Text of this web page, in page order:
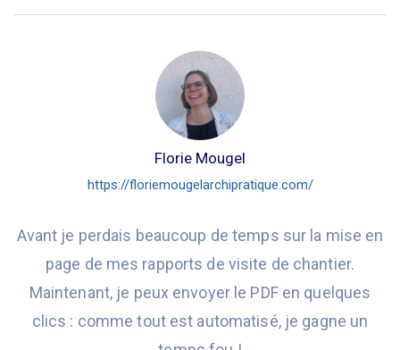
Florie Mougel
https://floriemougelarchipratique.com/
Avant je perdais beaucoup de temps sur la mise en
page de mes rapports de visite de chantier.
Maintenant, je peux envoyer le PDF en quelques
clics : comme tout est automatisé, je gagne un